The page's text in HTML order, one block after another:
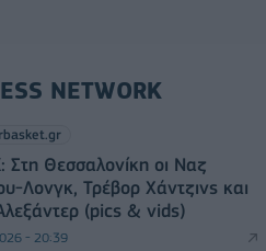
NETWORK
Θεσσαλονίκη οι Ναζ
Λονγκ, Τρέβορ Χάντζινς και
(pics & vids)
- 20:39